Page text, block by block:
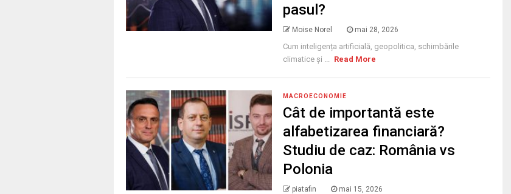
pasul?
Moise Norel mai 28, 2026
Cum inteligența artificială, geopolitica, schimbările
climatice și ... Read More
MACROECONOMIE
Cât de importantă este
alfabetizarea financiară?
Studiu de caz: România vs
Polonia
piatafin mai 15, 2026